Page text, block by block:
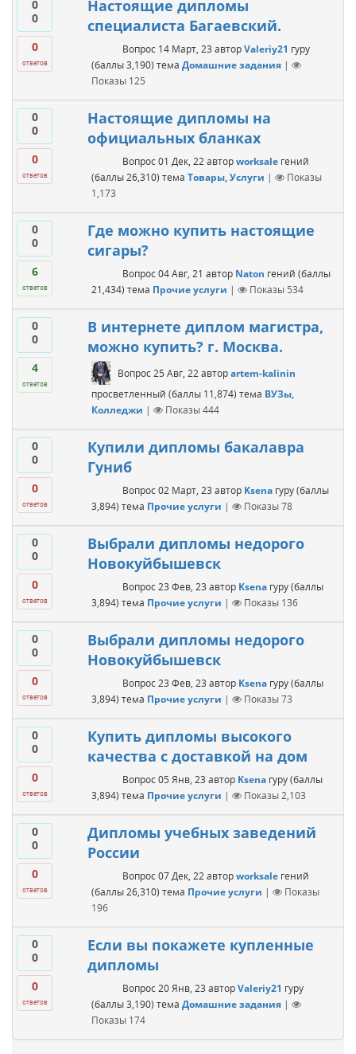
0
0
0
ответов
Настоящие дипломы
специалиста Багаевский.
Вопрос 14 Март, 23 авторValeriy21 гуру
(баллы3,190) тема Домашние задания |
Показы 125
0
0
0
ответов
Настоящие дипломы на
официальных бланках
Вопрос 01 Дек, 22 авторworksale гений
(баллы26,310) тема Товары, Услуги |
Показы
1,173
0
0
6
ответов
Где можно купить настоящие
сигары?
Вопрос 04 Авг, 21 автор Naton гений (баллы
21,434) тема Прочие услуги | Показы 534
0
0
4
ответов
В интернете диплом магистра,
можно купить? г. Москва.
Вопрос 25 Авг, 22 авторartem-kalinin
просветленный (баллы 11,874) тема ВУЗы,
Колледжи | Показы444
0
0
0
ответов
Купили дипломы бакалавра
Гуниб
Вопрос 02 Март, 23 автор Ksena гуру (баллы
3,894) тема Прочие услуги | Показы78
0
0
0
ответов
Выбрали дипломы недорого
Новокуйбышевск
Вопрос 23 Фев, 23 автор Ksena гуру (баллы
3,894) тема Прочие услуги | Показы 136
0
0
0
ответов
Выбрали дипломы недорого
Новокуйбышевск
Вопрос 23 Фев, 23 автор Ksena гуру (баллы
3,894) тема Прочие услуги | Показы73
0
0
0
ответов
Купить дипломы высокого
качества с доставкой на дом
Вопрос 05 Янв, 23 автор Ksena гуру (баллы
3,894) тема Прочие услуги | Показы2,103
0
0
0
ответов
Дипломы учебных заведений
России
Вопрос 07 Дек, 22 авторworksale гений
(баллы26,310) тема Прочие услуги |
Показы
196
0
0
0
ответов
Если вы покажете купленные
дипломы
Вопрос 20 Янв, 23 авторValeriy21 гуру
(баллы3,190) тема Домашние задания |
Показы 174